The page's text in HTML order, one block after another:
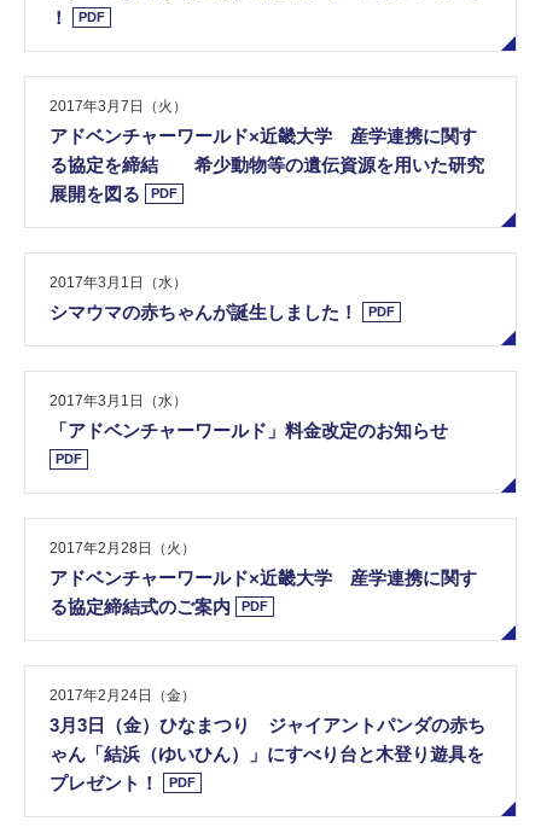
！
PDF
2017年3月7日（火）
ア​ド​ベ​ン​チ​ャ​ー​ワ​ー​ル​ド​×​近​畿​大​学​ ​産​学​連​携​に​関​す​
る​協​定​を​締​結​ ​ ​希​少​動​物​等​の​遺​伝​資​源​を​用​い​た​研​究​
展​開​を​図​る
PDF
2017年3月1日（水）
シ​マ​ウ​マ​の​赤​ち​ゃ​ん​が​誕​生​し​ま​し​た​！ PDF
2017年3月1日（水）
「​ア​ド​ベ​ン​チ​ャ​ー​ワ​ー​ル​ド​」​料​金​改​定​の​お​知​ら​せ
PDF
2017年2月28日（火）
ア​ド​ベ​ン​チ​ャ​ー​ワ​ー​ル​ド​×​近​畿​大​学​ ​産​学​連​携​に​関​す​
る​協​定​締​結​式​の​ご​案​内
PDF
2017年2月24日（金）
3​月​3​日​（​金​）​ひ​な​ま​つ​り​ ​ジ​ャ​イ​ア​ン​ト​パ​ン​ダ​の​赤​ち​
ゃ​ん​「​結​浜​（​ゆ​い​ひ​ん​）​」​に​す​べ​り​台​と​木​登​り​遊​具​を​
プ​レ​ゼ​ン​ト​！
PDF